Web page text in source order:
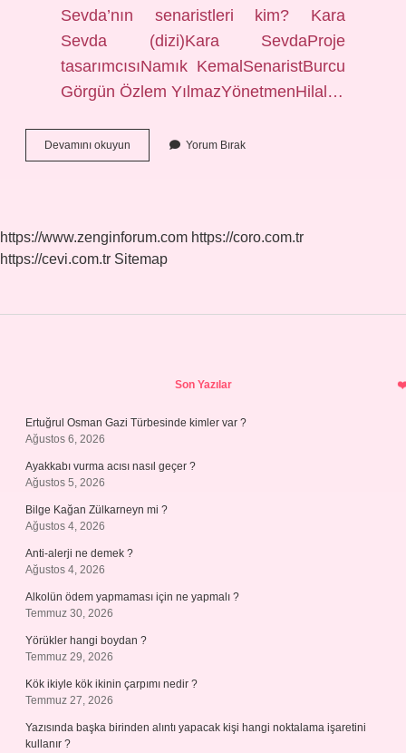
Sevda’nın senaristleri kim? Kara
Sevda (dizi)Kara SevdaProje
tasarımcısıNamık KemalSenaristBurcu
Görgün Özlem YılmazYönetmenHilal…
Devamını okuyun
Sevda
Yorum Bırak
https://www.zenginforum.com https://coro.com.tr
https://cevi.com.tr Sitemap
Son Yazılar
Ertuğrul Osman Gazi Türbesinde kimler var ?
Ağustos 6, 2026
Ayakkabı vurma acısı nasıl geçer ?
Ağustos 5, 2026
Bilge Kağan Zülkarneyn mi ?
Ağustos 4, 2026
Anti-alerji ne demek ?
Ağustos 4, 2026
Alkolün ödem yapmaması için ne yapmalı ?
Temmuz 30, 2026
Yörükler hangi boydan ?
Temmuz 29, 2026
Kök ikiyle kök ikinin çarpımı nedir ?
Temmuz 27, 2026
Yazısında başka birinden alıntı yapacak kişi hangi noktalama işaretini
kullanır ?